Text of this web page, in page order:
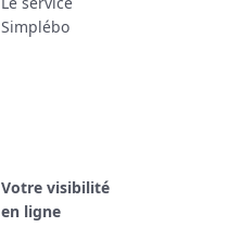
Simplébo
Votre visibilité
en ligne